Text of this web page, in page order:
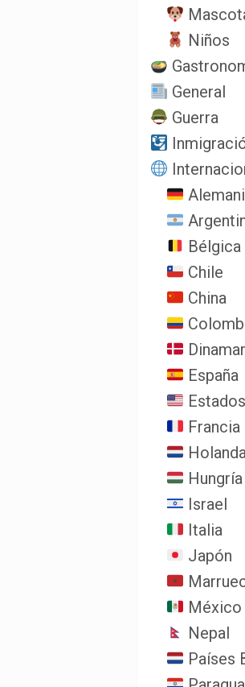
Niños
General
Guerra
Bélgica
Chile
China
España
Francia
Hungría
Israel
Italia
Japón
México
Nepal
Países